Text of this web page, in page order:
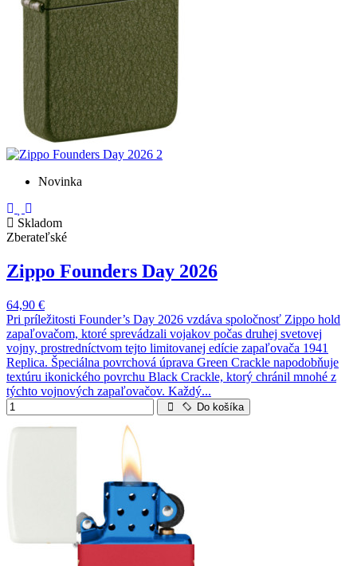
Novinka
Skladom
Zberateľské
Zippo Founders Day 2026
64,90 €
Pri príležitosti Founder’s Day 2026 vzdáva spoločnosť Zippo hold
zapaľovačom, ktoré sprevádzali vojakov počas druhej svetovej
vojny, prostredníctvom tejto limitovanej edície zapaľovača 1941
Replica. Špeciálna povrchová úprava Green Crackle napodobňuje
textúru ikonického povrchu Black Crackle, ktorý chránil mnohé z
týchto vojnových zapaľovačov. Každý...
Do košíka